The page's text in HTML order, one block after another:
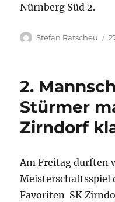
Nürnberg Süd 2.
Autor
Stefan Ratscheu
2.
Stürmer
Zirndorf
Am Freitag durften
Meisterschaftsspiel
Favoriten SK